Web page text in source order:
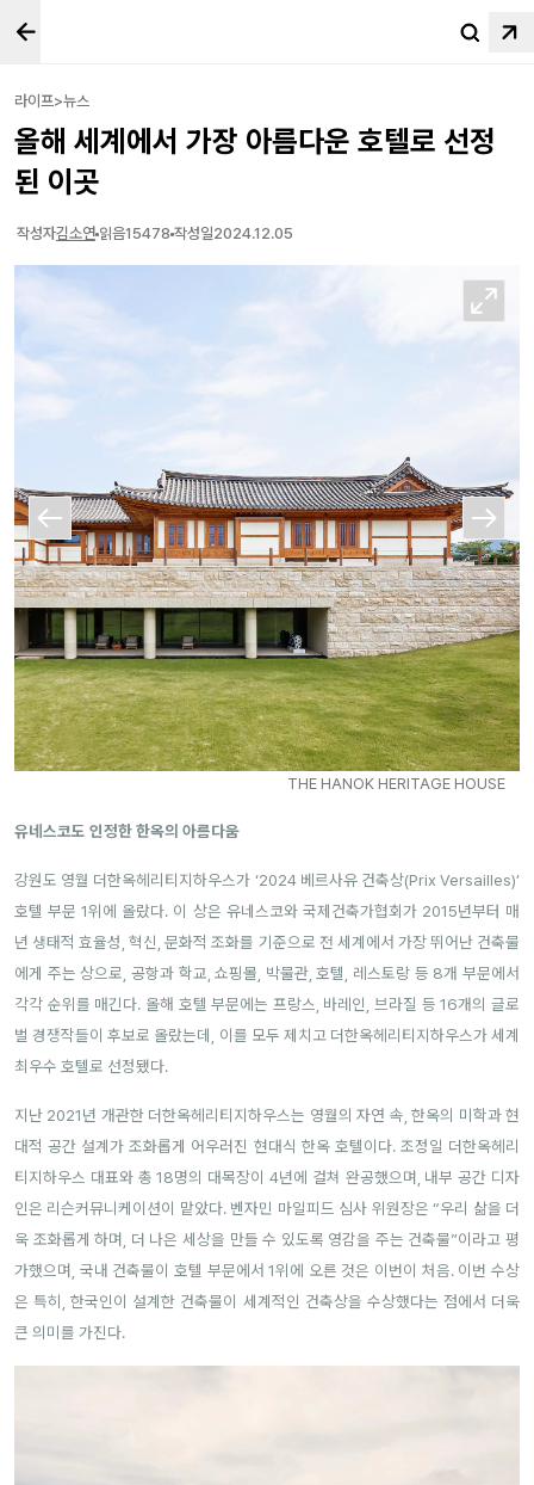
라이프>뉴스
올해 세계에서 가장 아름다운 호텔로 선정
된 이곳
작성자김소연 읽음15478 작성일2024.12.05
THE HANOK HERITAGE HOUSE
유네스코도 인정한 한옥의 아름다움
강원도 영월 더한옥헤리티지하우스가 ‘2024 베르사유 건축상(Prix Versailles)’
호텔 부문 1위에 올랐다. 이 상은 유네스코와 국제건축가협회가 2015년부터 매
년 생태적 효율성, 혁신, 문화적 조화를 기준으로 전 세계에서 가장 뛰어난 건축물
에게 주는 상으로, 공항과 학교, 쇼핑몰, 박물관, 호텔, 레스토랑 등 8개 부문에서
각각 순위를 매긴다. 올해 호텔 부문에는 프랑스, 바레인, 브라질 등 16개의 글로
벌 경쟁작들이 후보로 올랐는데, 이를 모두 제치고 더한옥헤리티지하우스가 세계
최우수 호텔로 선정됐다.
지난 2021년 개관한 더한옥헤리티지하우스는 영월의 자연 속, 한옥의 미학과 현
대적 공간 설계가 조화롭게 어우러진 현대식 한옥 호텔이다. 조정일 더한옥헤리
티지하우스 대표와 총 18명의 대목장이 4년에 걸쳐 완공했으며, 내부 공간 디자
인은 리슨커뮤니케이션이 맡았다. 벤자민 마일피드 심사 위원장은 “우리 삶을 더
욱 조화롭게 하며, 더 나은 세상을 만들 수 있도록 영감을 주는 건축물”이라고 평
가했으며, 국내 건축물이 호텔 부문에서 1위에 오른 것은 이번이 처음. 이번 수상
은 특히, 한국인이 설계한 건축물이 세계적인 건축상을 수상했다는 점에서 더욱
큰 의미를 가진다.